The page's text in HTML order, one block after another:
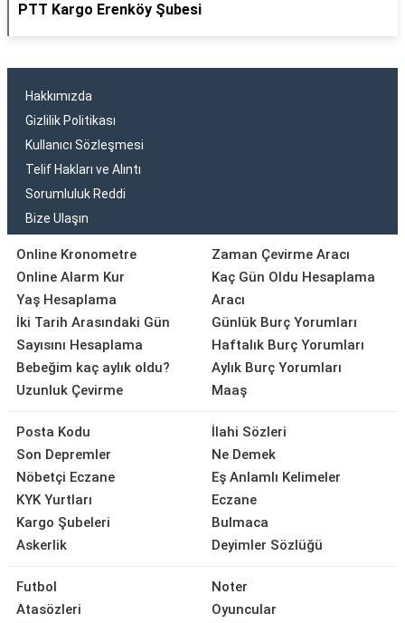
PTT Kargo Erenköy Şubesi
Hakkımızda
Gizlilik Politikası
Kullanıcı Sözleşmesi
Telif Hakları ve Alıntı
Sorumluluk Reddi
Bize Ulaşın
Online Kronometre
Online Alarm Kur
Yaş Hesaplama
İki Tarih Arasındaki Gün
Sayısını Hesaplama
Bebeğim kaç aylık oldu?
Uzunluk Çevirme
Zaman Çevirme Aracı
Kaç Gün Oldu Hesaplama
Aracı
Günlük Burç Yorumları
Haftalık Burç Yorumları
Aylık Burç Yorumları
Maaş
Posta Kodu
Son Depremler
Nöbetçi Eczane
KYK Yurtları
Kargo Şubeleri
Askerlik
İlahi Sözleri
Ne Demek
Eş Anlamlı Kelimeler
Eczane
Bulmaca
Deyimler Sözlüğü
Futbol
Atasözleri
Noter
Oyuncular